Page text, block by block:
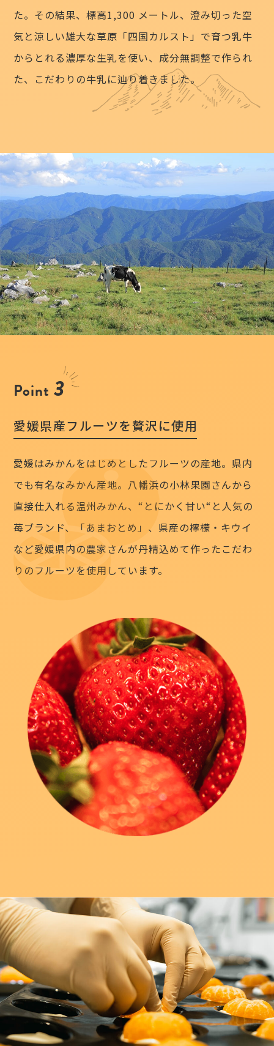
た。その結果、標高1,300 メートル、澄み切った空
気と涼しい雄大な草原「四国カルスト」で育つ乳牛
からとれる濃厚な生乳を使い、成分無調整で作られ
た、こだわりの牛乳に辿り着きました。
Point3
愛媛県産フルーツを贅沢に使用
愛媛はみかんをはじめとしたフルーツの産地。県内
でも有名なみかん産地。 八幡浜の小林果園さんから
直接仕入れる温州みかん、“とにかく甘い“と人気の
苺ブランド、「あまおとめ」、 県産の檸檬・キウイ
など愛媛県内の農家さんが丹精込めて作ったこだわ
りのフルーツを使用しています。